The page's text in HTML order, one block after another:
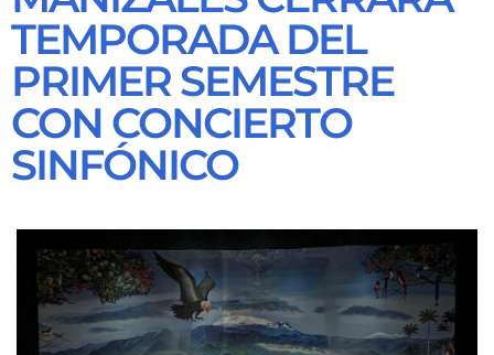
TEMPORADA DEL
PRIMER SEMESTRE
CON CONCIERTO
SINFÓNICO